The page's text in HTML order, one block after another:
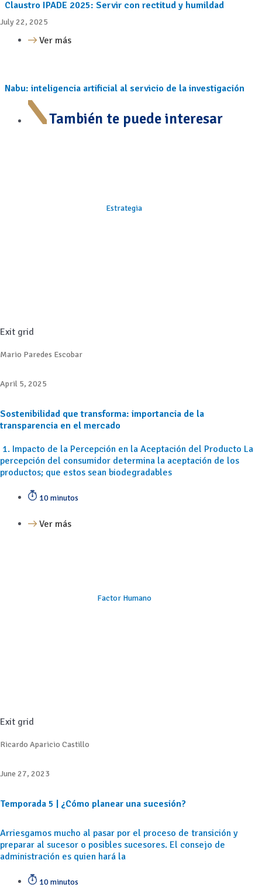
Claustro IPADE 2025: Servir con rectitud y humildad
July 22, 2025
Ver más
Nabu: inteligencia artificial al servicio de la investigación
También te puede interesar
Estrategia
Exit grid
Mario Paredes Escobar
April 5, 2025
Sostenibilidad que transforma: importancia de la
transparencia en el mercado
1. Impacto de la Percepción en la Aceptación del Producto La
percepción del consumidor determina la aceptación de los
productos; que estos sean biodegradables
10 minutos
Ver más
Factor Humano
Exit grid
Ricardo Aparicio Castillo
June 27, 2023
Temporada 5 | ¿Cómo planear una sucesión?
Arriesgamos mucho al pasar por el proceso de transición y
preparar al sucesor o posibles sucesores. El consejo de
administración es quien hará la
10 minutos